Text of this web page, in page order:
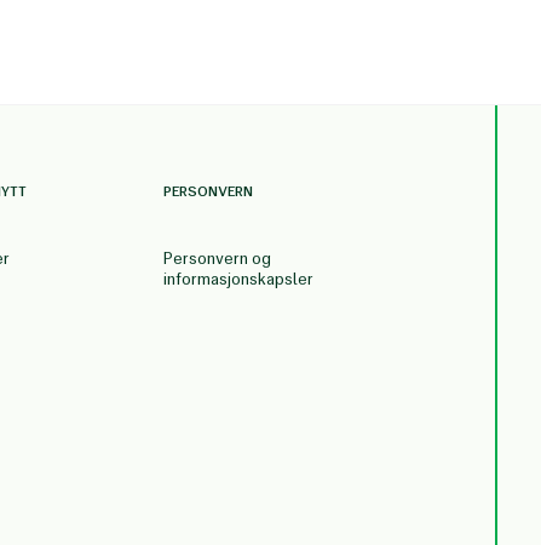
PERSONVERN
Personvern og
informasjonskapsler